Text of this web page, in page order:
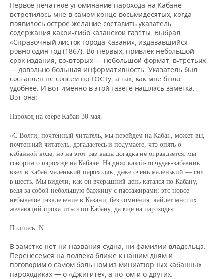
Первое печатное упоминание парохода на Кабане
встретилось мне в самом конце восьмидесятых, когда
появилось острое желание составить указатель
содержания какой-либо казанской газеты. Выбрал
«Справочный листок города Казани», издававшийся
ровно один год (1867). Во-первых, привлек небольшой
срок издания, во-вторых — небольшой формат, в-третьих
— довольно большая информативность. Указатель был
составлен не совсем по ГОСТу, а так, как мне было
удобнее. И вот именно в этой газете нашлась заметка.
Вот она:
Пароход на озере Кабан 30 мая.
«С Волги, почтенный читатель, мы перейдем на Кабан, может вы,
почтенный читатель, догадаетесь и подумаете, что опять о
кабанной воде, но на этот раз ваша догадка не оправдается: мы
говорим о пароходе на Кабане. На днях какой-то чудак-забавник
ввел в Кабан маленький пароходик, даже очень маленький — сил
в шесть. Мы видели, как он вчерашний день катался по Кабану,
ведя за собой небольшую баржицу с пассажирами; это новое
небывалое развлечение в Казани, без сомнения, найдет многих
желающий прокатиться по Кабану, да еще на пароходе».
Подпись: N.
В заметке нет ни названия судна, ни фамилии владельца.
Перенесемся на полвека ближе к нашим дням и
поговорим о самом большом из миниатюрных кабанных
пароходиках — о «Джигите», а потом и о других.